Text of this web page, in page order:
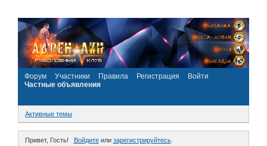
Форум Участники Правила Регистрация
Войти
Частные объявления
Активные темы
Привет, Гость! Войдитеили зарегистрируйтесь.